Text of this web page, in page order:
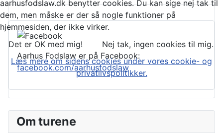
Aarhus Fodslaw er på Facebook:
facebook.com/aarhusfodslaw
Om turene
aarhusfodslaw.dk benytter cookies. Du kan sige nej tak til
dem, men måske er der så nogle funktioner på
hjemmesiden, der ikke virker.
Det er OK med mig!
Nej tak, ingen cookies til mig.
Læs mere om sidens cookies under vores cookie- og
privatlivspolitikker.